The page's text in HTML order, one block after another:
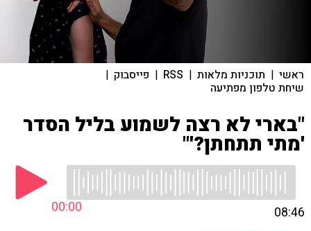
ראשי | תוכניות מלאות |
RSS
| פייסבוק |
שיחת טלפון מפתיעה
"בארי לא רצה לשמוע בליל הסדר
'מתי תתחתן?'"
00:00 08:46